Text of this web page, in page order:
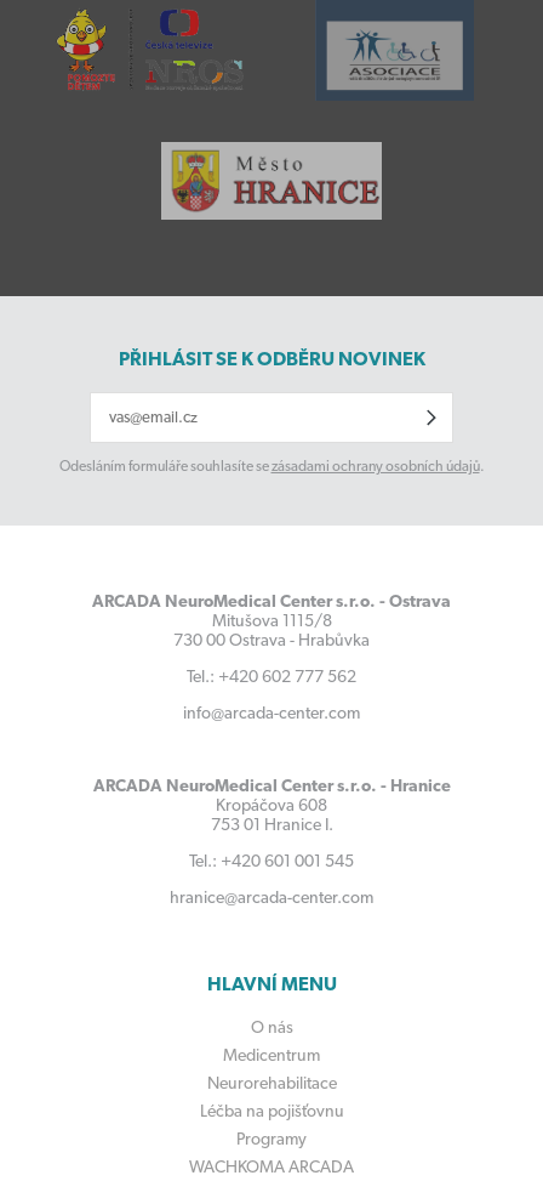
PŘIHLÁSIT SE K ODBĚRU NOVINEK
Odesláním formuláře souhlasíte sezásadami ochrany osobních údajů.
ARCADA NeuroMedical Center s.r.o. - Ostrava
Mitušova 1115/8
730 00 Ostrava - Hrabůvka
Tel.: +420 602 777 562
info@arcada-center.com
ARCADA NeuroMedical Center s.r.o. - Hranice
Kropáčova 608
753 01 Hranice I.
Tel.: +420 601 001 545
hranice@arcada-center.com
HLAVNÍ MENU
O nás
Medicentrum
Neurorehabilitace
Léčba na pojišťovnu
Programy
WACHKOMA ARCADA